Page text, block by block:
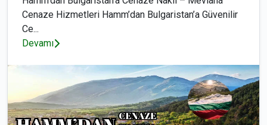
Cenaze Hizmetleri Hamm’dan Bulgaristan’a Güvenilir
Ce...
Devamı